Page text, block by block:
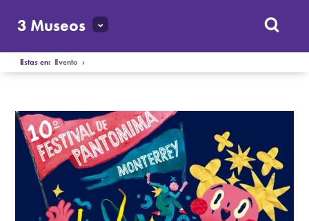
3 Museos
Estas en:Evento ›